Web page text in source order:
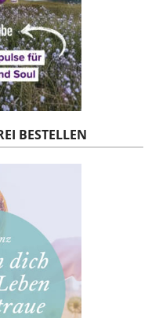
BESTELLEN